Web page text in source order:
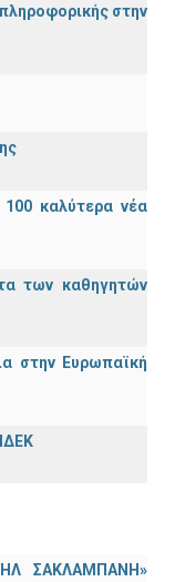
στην
100 καλύτερα νέα
των καθηγητών
στην Ευρωπαϊκή
ΣΑΚΛΑΜΠΑΝΗ»